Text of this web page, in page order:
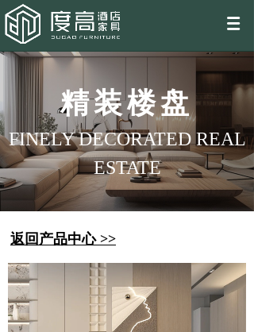
精装楼盘
FINELY DECORATED REAL
ESTATE
返回产品中心 >>